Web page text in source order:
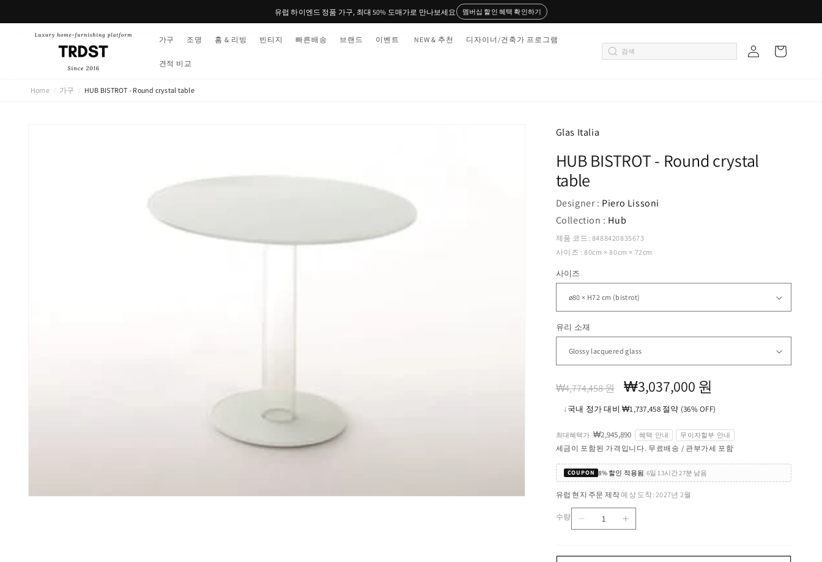
뛰기
유럽 하이엔드 정품 가구, 최대 50% 도매가로 만나보세요 멤버십 할인 혜택 확인하기
가구 조명 홈 & 리빙 빈티지 빠른배송 브랜드 이벤트 NEW & 추천 디자이너/건축가 프로그램
견적 비교
그
트
Home / 가구 / HUB BISTROT - Round crystal table
Glas Italia
HUB BISTROT - Round crystal
table
Designer : Piero Lissoni
Collection : Hub
제품 코드: 8488420835673
사이즈 : 80cm × 80cm × 72cm
사이즈
유리 소재
정
₩4,774,458 원
할
가
₩3,037,000 원
↓국내 정가 대비 ₩1,737,458 절약 (36% OFF)
최대혜택가 ₩2,945,890 혜택 안내 무이자할부 안내
세금이 포함된 가격입니다. 무료배송 / 관부가세 포함
COUPON 8% 할인 적용됨 6일 13시간 27분 남음
유럽 현지 주문 제작·예상 도착: 2027년 2월
수량
HUB
HUB